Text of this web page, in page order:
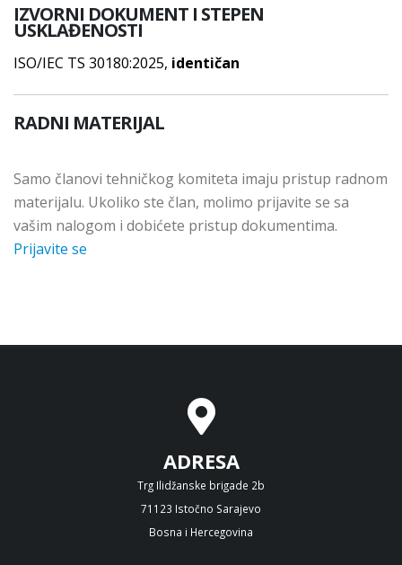
IZVORNI DOKUMENT I STEPEN
USKLAĐENOSTI
ISO/IEC TS 30180:2025, identičan
RADNI MATERIJAL
Samo članovi tehničkog komiteta imaju pristup radnom
materijalu. Ukoliko ste član, molimo prijavite se sa
vašim nalogom i dobićete pristup dokumentima.
Prijavite se
ADRESA
Trg Ilidžanske brigade 2b
71123 Istočno Sarajevo
Bosna i Hercegovina